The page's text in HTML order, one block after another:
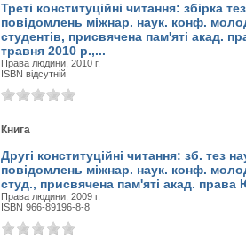
Треті конституційні читання: збірка
повідомлень міжнар. наук. конф.
студентів, присвячена пам'яті акад.
травня 2010 р.,...
Права людини, 2010 г.
ISBN відсутній
Книга
Другі конституційні читання: зб. тез
повідомлень міжнар. наук. конф.
студ., присвячена пам'яті акад.
Права людини, 2009 г.
ISBN 966-89196-8-8